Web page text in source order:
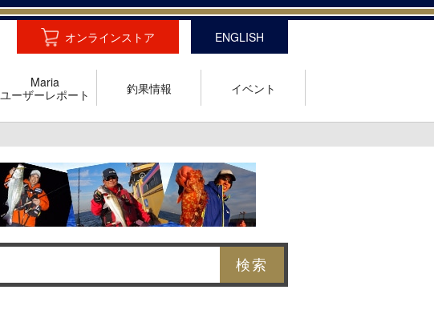
オンラインストア ENGLISH
Maria
ユーザーレポート
釣果情報 イベント